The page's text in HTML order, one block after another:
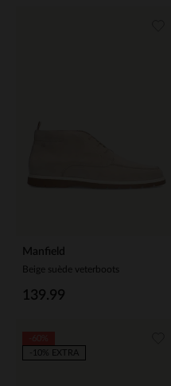
Manfield
Beige suède veterboots
139.99
-10% EXTRA